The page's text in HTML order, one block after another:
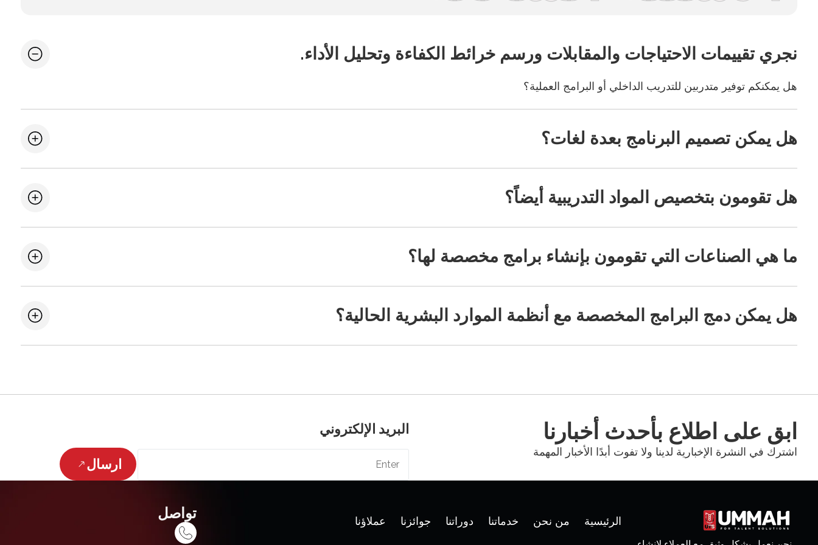
نجري تقييمات الاحتياجات والمقابلات ورسم خرائط الكفاءة وتحليل الأداء.
هل يمكنكم توفير متدربين للتدريب الداخلي أو البرامج العملية؟
هل يمكن تصميم البرنامج بعدة لغات؟
هل تقومون بتخصيص المواد التدريبية أيضاً؟
ما هي الصناعات التي تقومون بإنشاء برامج مخصصة لها؟
هل يمكن دمج البرامج المخصصة مع أنظمة الموارد البشرية الحالية؟
ابق على اطلاع بأحدث أخبارنا
اشترك في النشرة الإخبارية لدينا ولا تفوت أبدًا الأخبار المهمة
البريد الإلكتروني
ارسال
الرئيسية من نحن خدماتنا دوراتنا جوائزنا عملاؤنا تواصل